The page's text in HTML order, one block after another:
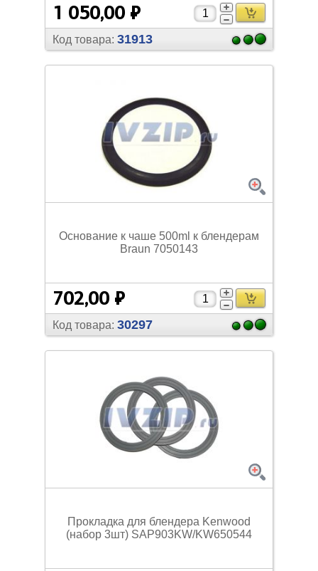
1 050,00 ₽
Код товара: 31913
Основание к чаше 500ml к блендерам
Braun 7050143
702,00 ₽
Код товара: 30297
Прокладка для блендера Kenwood
(набор 3шт) SAP903KW/KW650544